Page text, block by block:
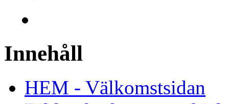
Innehåll
HEM - Välkomstsidan